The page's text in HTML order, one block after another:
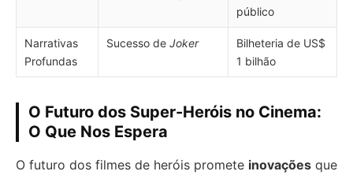
público
Narrativas
Profundas
Sucesso de Joker
Bilheteria de US$
1 bilhão
O Futuro dos Super-Heróis no Cinema:
O Que Nos Espera
O futuro dos filmes de heróis promete inovações que